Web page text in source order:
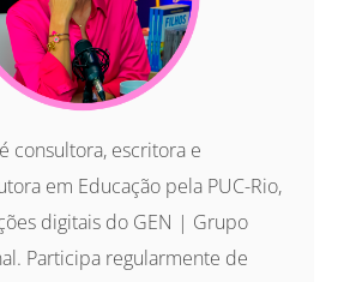
é consultora, escritora e
em Educação pela PUC-Rio,
digitais do GEN | Grupo
Participa regularmente de